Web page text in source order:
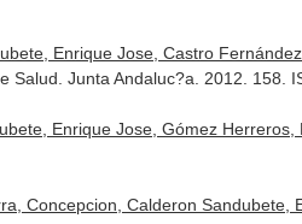
Enrique Jose, Castro
Salud. Junta Andaluc?a. 2012. 158.
Enrique Jose, Gómez
Concepcion, Calderon Sandubete,